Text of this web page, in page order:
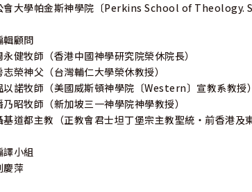
會大學帕金斯神學院〔Perkins School of
輯顧問
永健牧師（香港中國神學研究院榮休院長）
志榮神父（台灣輔仁大學榮休教授）
以諾牧師（美國威斯頓神學院〔Western〕宣教系教授）
乃昭牧師（新加坡三一神學院神學教授）
基道都主教（正教會君士坦丁堡宗主教聖統‧前香港及
譯小組
慶萍